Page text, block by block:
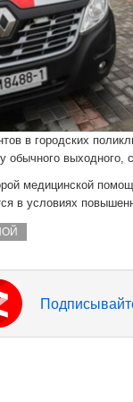
в городских
обычного выходного,
медицинской
в условиях